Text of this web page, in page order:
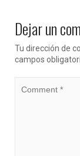
Dejar un
Tu dirección de
campos